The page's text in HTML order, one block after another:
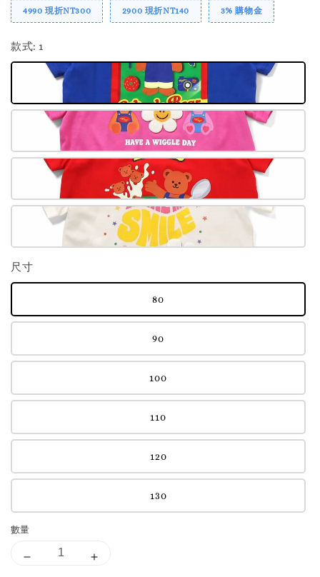
4990 現折NT300 2900 現折NT140 3% 購物金
款式: 1
尺寸
80
90
100
110
120
130
數量